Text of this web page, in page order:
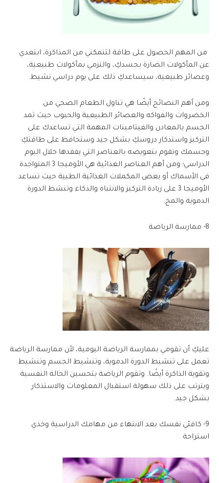
من المهم الحصول على طاقة لتتمكني من المذاكرة، ابتعدي
عن المأكولات الضارة بجسدكِ، والتزمي بمأكولات طبيعية،
وعصائر طبيعية، سيساعدكِ ذلك على يوم دراسي نشيط.
ومن أهم النصائح أيضًا هي تناول الطعام الصحي من
الخضروات والفواكه والعصائر الطبيعية والحبوب حيث تمد
الجسم بالمعادن والفيتامينات المهمة التي تساعدك على
التركيز واستذكار دروسكِ بشكل جيد وستحافظ على طاقتكِ
وجسمك وتقوم بتعويضه بالعناصر التي يفقدها خلال اليوم
الدراسي؛ ومن أهم العناصر الغذائية هي الأوميجا 3 المتواجدة
في الأسماك أو بعض المكملات الغذائية الطبية حيث تساعد
الأوميجا 3 على زيادة التركيز والانتباه والذكاء وتنشط الدورة
الدموية والمخ.
8- ممارسة الرياضة
عليكِ أن تقومي بممارسة الرياضة اليومية، لأن ممارسة الرياضة
تعمل على تنشيط الدورة الدموية، وتنشيط الجسم وتنشيط
وتقوية الذاكرة أيضًا. وتقوم الرياضة بتحسين الحالة النفسية
ويترتب على ذلك سهولة استقبال المعلومات والاستذكار
بشكل جيد.
9- كافئي نفسك بعد الانتهاء من مهامك الدراسية وخذي
استراحة